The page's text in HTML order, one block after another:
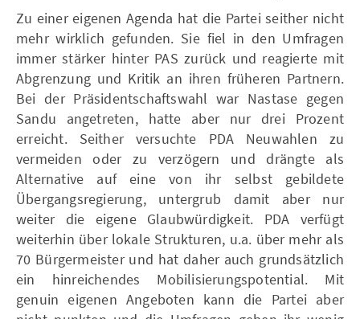
Zu einer eigenen Agenda hat die Partei seither nicht
mehr wirklich gefunden. Sie fiel in den Umfragen
immer stärker hinter PAS zurück und reagierte mit
Abgrenzung und Kritik an ihren früheren Partnern.
Bei der Präsidentschaftswahl war Nastase gegen
Sandu angetreten, hatte aber nur drei Prozent
erreicht. Seither versuchte PDA Neuwahlen zu
vermeiden oder zu verzögern und drängte als
Alternative auf eine von ihr selbst gebildete
Übergangsregierung, untergrub damit aber nur
weiter die eigene Glaubwürdigkeit. PDA verfügt
weiterhin über lokale Strukturen, u.a. über mehr als
70 Bürgermeister und hat daher auch grundsätzlich
ein hinreichendes Mobilisierungspotential. Mit
genuin eigenen Angeboten kann die Partei aber